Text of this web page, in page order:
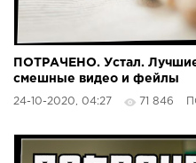
ПОТРАЧЕНО. Устал.
смешные видео и фейлы
24-10-2020, 04:27 71 846